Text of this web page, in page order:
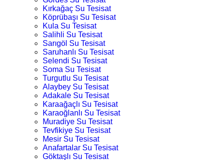
Kırkağaç Su Tesisat
Köprübaşı Su Tesisat
Kula Su Tesisat
Salihli Su Tesisat
Sarıgöl Su Tesisat
Saruhanlı Su Tesisat
Selendi Su Tesisat
Soma Su Tesisat
Turgutlu Su Tesisat
Alaybey Su Tesisat
Adakale Su Tesisat
Karaağaçlı Su Tesisat
Karaoğlanlı Su Tesisat
Muradiye Su Tesisat
Tevfikiye Su Tesisat
Mesir Su Tesisat
Anafartalar Su Tesisat
Göktaşlı Su Tesisat